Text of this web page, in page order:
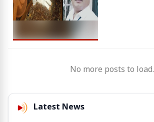
No more posts to load.
Latest News